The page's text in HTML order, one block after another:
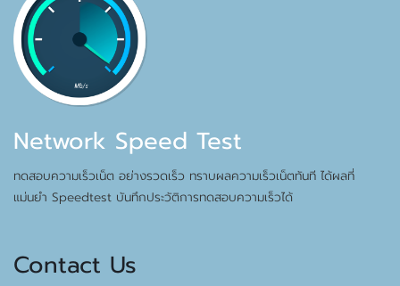
Network Speed Test
ทดสอบความเร็วเน็ต อย่างรวดเร็ว ทราบผลความเร็วเน็ตทันที ได้ผลที่
แม่นยำ Speedtest บันทึกประวัติการทดสอบความเร็วได้
Contact Us